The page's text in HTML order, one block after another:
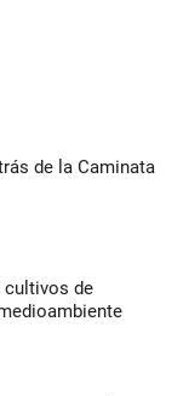
de la Caminata
cultivos de